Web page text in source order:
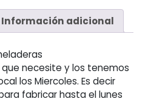
Información adicional
necesite y los tenemos
los Miercoles. Es decir
fabricar hasta el lunes